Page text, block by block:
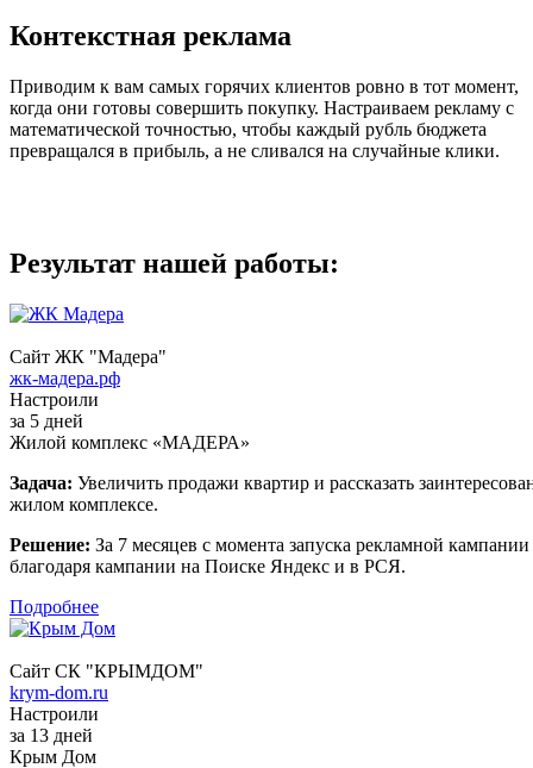
Контекстная реклама
Приводим к вам самых горячих клиентов ровно в тот момент,
когда они готовы совершить покупку. Настраиваем рекламу с
математической точностью, чтобы каждый рубль бюджета
превращался в прибыль, а не сливался на случайные клики.
Результат нашей работы:
Сайт ЖК "Мадера"
жк-мадера.рф
Настроили
за 5 дней
Жилой комплекс «МАДЕРА»
Задача: Увеличить продажи квартир и рассказать
жилом комплексе.
Решение: За 7 месяцев с момента запуска рекламной
благодаря кампании на Поиске Яндекс и в РСЯ.
Подробнее
Сайт СК "КРЫМДОМ"
krym-dom.ru
Настроили
за 13 дней
Крым Дом